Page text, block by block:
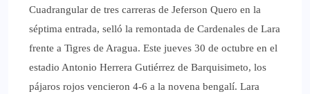
Cuadrangular de tres carreras de Jeferson Quero en la
séptima entrada, selló la remontada de Cardenales de Lara
frente a Tigres de Aragua. Este jueves 30 de octubre en el
estadio Antonio Herrera Gutiérrez de Barquisimeto, los
pájaros rojos vencieron 4-6 a la novena bengalí. Lara